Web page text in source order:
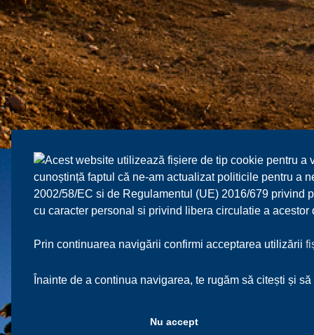
Acest website utilizează fișiere de tip cookie pentru
cunoștință faptul că ne-am actualizat politicile pentru a
2002/58/EC si de Regulamentul (UE) 2016/679 privind
cu caracter personal si privind libera circulatie a
Prin continuarea navigării confirmi acceptarea utilizării
Înainte de a continua navigarea, te rugăm să citești și
Nu accept